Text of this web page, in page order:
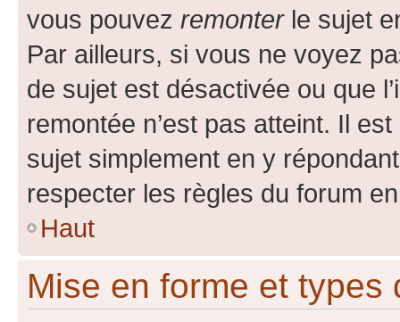
vous pouvez remonterle sujet
Par ailleurs, si vous ne voyez
de sujet est désactivée ou que
remontée n’est pas atteint. Il
sujet simplement en y
respecter les règles du forum
Haut
Mise en forme et types